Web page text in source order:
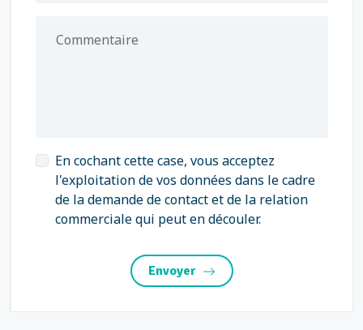
Commentaire
En cochant cette case, vous acceptez
l'exploitation de vos données dans le cadre
de la demande de contact et de la relation
commerciale qui peut en découler.
Envoyer